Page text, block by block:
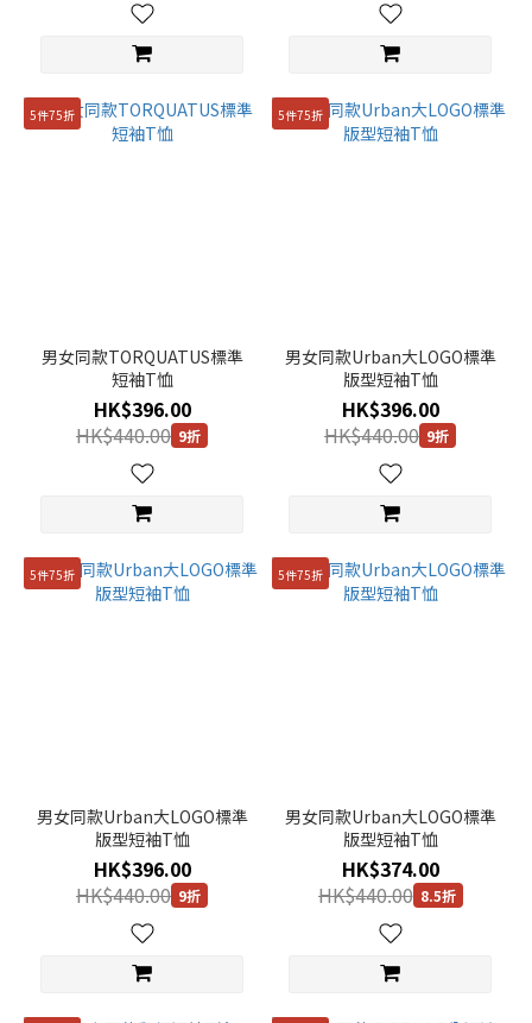
5件75折
男女同款TORQUATUS標準
短袖T恤
HK$396.00
HK$440.00 9折
5件75折
男女同款Urban大LOGO標準
版型短袖T恤
HK$396.00
HK$440.00 9折
5件75折
男女同款Urban大LOGO標準
版型短袖T恤
HK$396.00
HK$440.00 9折
5件75折
男女同款Urban大LOGO標準
版型短袖T恤
HK$374.00
HK$440.00 8.5折